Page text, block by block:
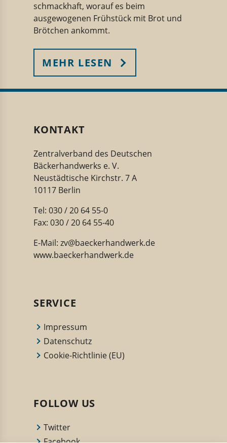
schmackhaft, worauf es beim
ausgewogenen Frühstück mit Brot und
Brötchen ankommt.
MEHR LESEN
KONTAKT
Zentralverband des Deutschen
Bäckerhandwerks e. V.
Neustädtische Kirchstr. 7 A
10117 Berlin
Tel: 030 / 20 64 55-0
Fax: 030 / 20 64 55-40
E-Mail: zv@baeckerhandwerk.de
www.baeckerhandwerk.de
SERVICE
Impressum
Datenschutz
Cookie-Richtlinie (EU)
FOLLOW US
Twitter